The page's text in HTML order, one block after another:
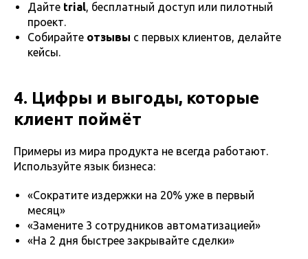
Дайте trial, бесплатный доступ или пилотный
проект.
Собирайте отзывы с первых клиентов, делайте
кейсы.
4. Цифры и выгоды, которые
клиент поймёт
Примеры из мира продукта не всегда работают.
Используйте язык бизнеса:
«Сократите издержки на 20% уже в первый
месяц»
«Замените 3 сотрудников автоматизацией»
«На 2 дня быстрее закрывайте сделки»